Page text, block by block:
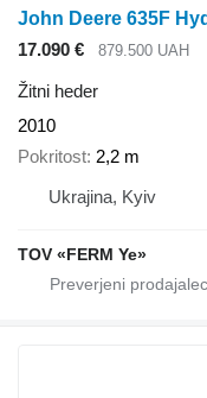
John Deere 635F
17.090 €
879.500 UAH
Žitni heder
2010
Pokritost 2,2 m
Ukrajina, Kyiv
TOV «FERM Ye»